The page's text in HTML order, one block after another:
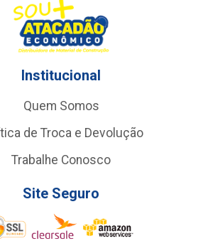
Institucional
Quem Somos
de Troca e Devolução
Trabalhe Conosco
Site Seguro